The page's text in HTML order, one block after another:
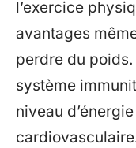
l’exercice
avantages
perdre du
système
niveau